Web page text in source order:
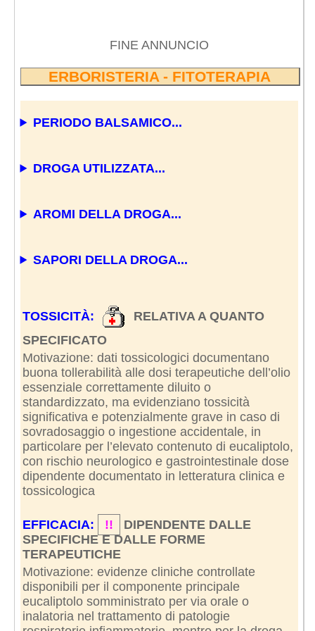
FINE ANNUNCIO
ERBORISTERIA - FITOTERAPIA
PERIODO BALSAMICO...
DROGA UTILIZZATA...
AROMI DELLA DROGA...
SAPORI DELLA DROGA...
TOSSICITÀ:
RELATIVA A QUANTO
SPECIFICATO
Motivazione: dati tossicologici documentano
buona tollerabilità alle dosi terapeutiche dell’olio
essenziale correttamente diluito o
standardizzato, ma evidenziano tossicità
significativa e potenzialmente grave in caso di
sovradosaggio o ingestione accidentale, in
particolare per l’elevato contenuto di eucaliptolo,
con rischio neurologico e gastrointestinale dose
dipendente documentato in letteratura clinica e
tossicologica
EFFICACIA: !!
DIPENDENTE DALLE
SPECIFICHE E DALLE FORME
TERAPEUTICHE
Motivazione: evidenze cliniche controllate
disponibili per il componente principale
eucaliptolo somministrato per via orale o
inalatoria nel trattamento di patologie